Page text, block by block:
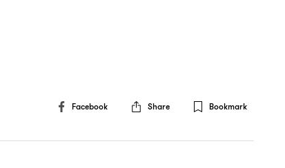
Facebook Share Bookmark